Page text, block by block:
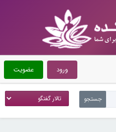
عضویت ورود